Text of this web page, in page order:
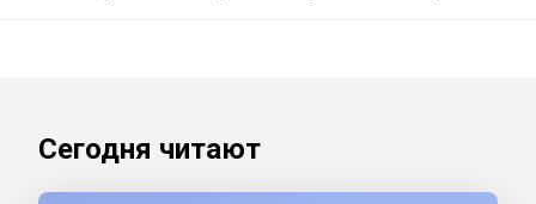
Сегодня читают